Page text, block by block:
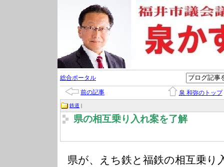
総合ポータル
前の記事 泉 和弥のトップ
鉄道 |
県の相互乗り入れ案を了解
県が、えち鉄と福鉄の相互乗り